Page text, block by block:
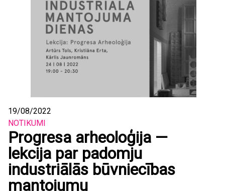
19/08/2022
NOTIKUMI
Progresa arheoloģija —
lekcija par padomju
industriālās būvniecības
mantojumu